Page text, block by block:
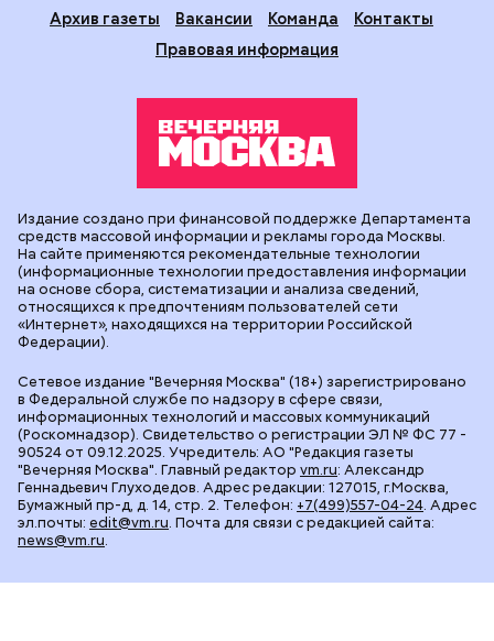
Архив газеты
Вакансии Команда
Контакты
Правовая информация
Сетевое издание "Вечерняя Москва" (18+) зарегистрировано
в Федеральной службе по надзору в сфере связи,
информационных технологий и массовых коммуникаций
(Роскомнадзор). Свидетельство о регистрации ЭЛ № ФС 77 -
90524 от 09.12.2025. Учредитель: АО "Редакция газеты
"Вечерняя Москва". Главный редактор vm.ru: Александр
Геннадьевич Глуходедов. Адрес редакции: 127015, г.Москва,
Бумажный пр-д, д. 14, стр. 2. Телефон: +7(499)557-04-24. Адрес
эл.почты: edit@vm.ru. Почта для связи с редакцией сайта:
news@vm.ru.
Издание создано при финансовой поддержке Департамента
средств массовой информации и рекламы города Москвы.
На сайте применяются рекомендательные технологии
(информационные технологии предоставления информации
на основе сбора, систематизации и анализа сведений,
относящихся к предпочтениям пользователей сети
«Интернет», находящихся на территории Российской
Федерации).